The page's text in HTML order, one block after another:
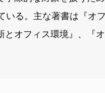
いる。主な著書は『オ
とオフィス環境』、『